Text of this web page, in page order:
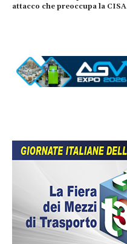
attacco che preoccupa la CISA